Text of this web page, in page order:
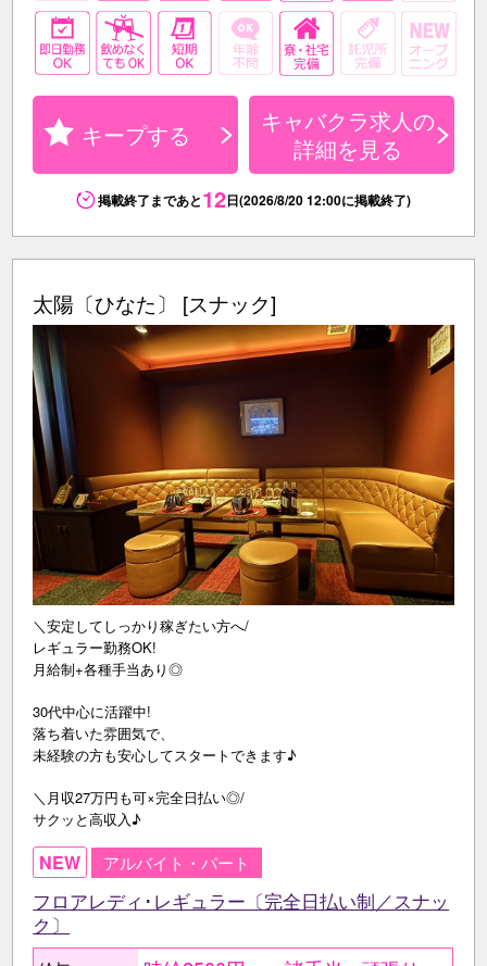
キープする
キャバクラ求人の
詳細を見る
掲載終了まであと12日(2026/8/20 12:00に掲載終了)
太陽〔ひなた〕 [スナック]
＼安定してしっかり稼ぎたい方へ/
レギュラー勤務OK!
月給制+各種手当あり◎
30代中心に活躍中!
落ち着いた雰囲気で、
未経験の方も安心してスタートできます♪
＼月収27万円も可×完全日払い◎/
サクッと高収入♪
NEW アルバイト・パート
フロアレディ･レギュラー〔完全日払い制／スナッ
ク〕